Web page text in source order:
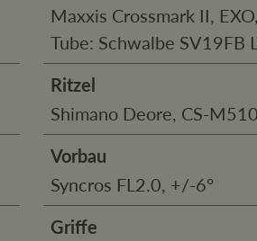
Maxxis Crossmark II,
Tube: Schwalbe SV19FB
Ritzel
Shimano Deore, CS-
Vorbau
Syncros FL2.0, +/-6°
Griffe